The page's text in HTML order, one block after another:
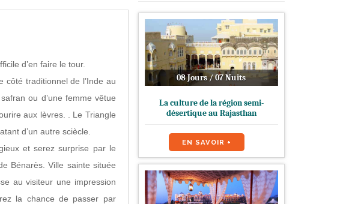
d’en faire le tour.
côté traditionnel de l’Inde au
ou d’une femme vêtue
aux lèvres. . Le Triangle
d’un autre sciècle.
et serez surprise par le
Bénarès. Ville sainte située
au visiteur une impression
la chance de passer par
08 Jours / 07 Nuits
La culture de la région semi-
désertique au Rajasthan
EN SAVOIR +